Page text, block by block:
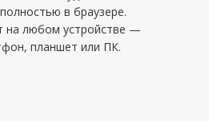
в браузере.
на любом устройстве —
планшет или ПК.